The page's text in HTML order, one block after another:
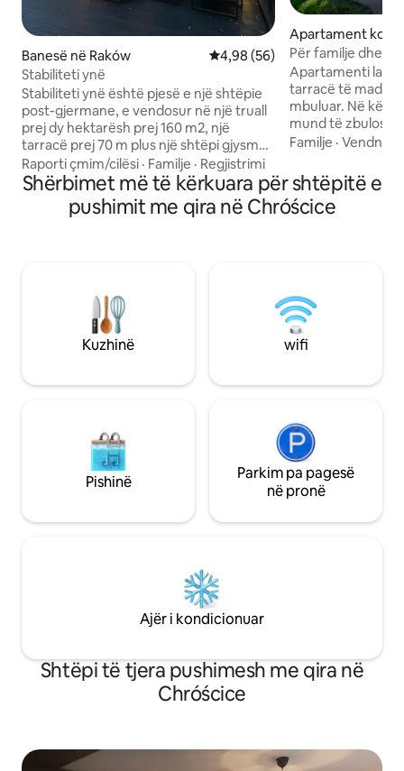
Banesë në Raków Vlerësimi mesatar 4,98 nga 5,
4,98 (56)
Stabiliteti ynë
Stabiliteti ynë është pjesë e një shtëpie
post-gjermane, e vendosur në një truall
prej dy hektarësh prej 160 m2, një
tarracë prej 70 m plus një shtëpi gjysmë
druri, pajisjet e fshatit të vjetër janë
ruajtur. Mundësia për të përdorur
bibliotekën private në pjesën e shtëpisë
ku jetojnë hostët. Livadhi është një
vjetër (hamakë) me diell dhe me hije për
ata që kërkojnë paqe. Kuzhinë e madhe.
Një banjë, dush.
Raporti çmim/cilësi · Familje · Regjistrimi
Apartament
Grabów
Për familje dhe
10 persona
Apartamenti lart
tarracë të madhe
mbuluar. Në këtë
mund të zbulosh /
toboggan vrapon
Silesia/ Airfield
Parku i golfit
Dinosaurëve 19
Annaberg vendi i
Speedway..
Familje ·
Shërbimet më të kërkuara për shtëpitë e
pushimit me qira në Chróścice
Kuzhinë wifi
Pishinë
Parkim pa pagesë
në pronë
Ajër i kondicionuar
Shtëpi të tjera pushimesh me qira në
Chróścice